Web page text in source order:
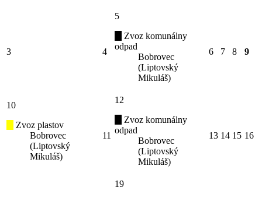
3 4
5
Zvoz komunálny
odpad
Bobrovec
(Liptovský
Mikuláš)
6 7 8 9
10
Zvoz plastov
Bobrovec
(Liptovský
Mikuláš)
11
12
Zvoz komunálny
odpad
Bobrovec
(Liptovský
Mikuláš)
13 14 15 16
19